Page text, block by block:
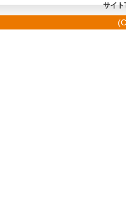
サイト